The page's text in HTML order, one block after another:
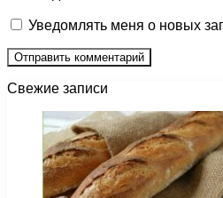
Уведомлять меня о новых
Свежие записи